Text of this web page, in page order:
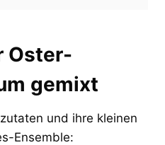
Oster-
gemixt
und ihre kleinen
Ensemble: